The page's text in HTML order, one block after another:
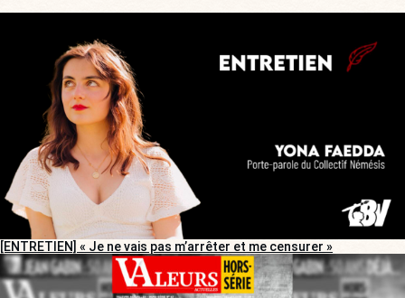
[ENTRETIEN] « Je ne vais pas m’arrêter et me censurer »